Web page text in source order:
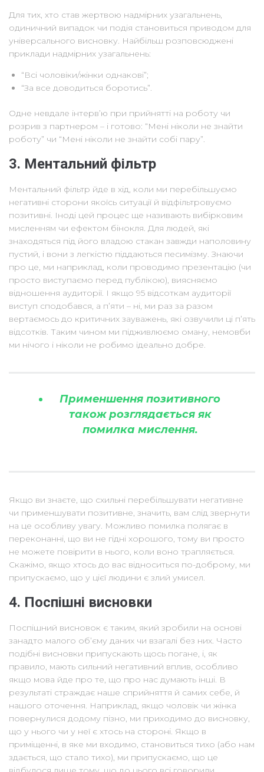
Для тих, хто став жертвою надмірних узагальнень,
одиничний випадок чи подія становиться приводом для
універсального висновку. Найбільш розповсюджені
приклади надмірних узагальнень:
“Всі чоловіки/жінки однакові”;
“За все доводиться боротись”.
Одне невдале інтерв’ю при прийнятті на роботу чи
розрив з партнером – і готово: “Мені ніколи не знайти
роботу” чи “Мені ніколи не знайти собі пару”.
3. Ментальний фільтр
Ментальний фільтр йде в хід, коли ми перебільшуємо
негативні сторони якоїсь ситуації й відфільтровуємо
позитивні. Іноді цей процес ще називають вибірковим
мисленням чи ефектом бінокля. Для людей, які
знаходяться під його владою стакан завжди наполовину
пустий, і вони з легкістю піддаються песимізму. Знаючи
про це, ми наприклад, коли проводимо презентацію (чи
просто виступаємо перед публікою), виясняємо
відношення аудиторії. І якщо 95 відсоткам аудиторії
виступ сподобався, а п’яти – ні, ми раз за разом
вертаємось до критичних зауважень, які озвучили ці п’ять
відсотків. Таким чином ми підживлюємо оману, немовби
ми нічого і ніколи не робимо ідеально добре.
Применшення позитивного
також розглядається як
помилка мислення.
Якщо ви знаєте, що схильні перебільшувати негативне
чи применшувати позитивне, значить, вам слід звернути
на це особливу увагу. Можливо помилка полягає в
переконанні, що ви не гідні хорошого, тому ви просто
не можете повірити в нього, коли воно трапляється.
Скажімо, якщо хтось до вас відноситься по-доброму, ми
припускаємо, що у цієї людини є злий умисел.
4. Поспішні висновки
Поспішний висновок є таким, який зробили на основі
занадто малого об’єму даних чи взагалі без них. Часто
подібні висновки припускають щось погане, і, як
правило, мають сильний негативний вплив, особливо
якщо мова йде про те, що про нас думають інші. В
результаті страждає наше сприйняття й самих себе, й
нашого оточення. Наприклад, якщо чоловік чи жінка
повернулися додому пізно, ми приходимо до висновку,
що у нього чи у неї є хтось на стороні. Якщо в
приміщенні, в яке ми входимо, становиться тихо (або нам
здається, що стало тихо), ми припускаємо, що це